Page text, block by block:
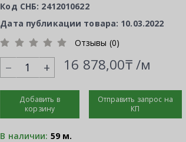
Код СНБ: 2412010622
Дата публикации товара: 10.03.2022
Отзывы (0)
+ 16 878,00₸ /м
Добавить в
корзину
Отправить запрос на
КП
В наличии: 59 м.